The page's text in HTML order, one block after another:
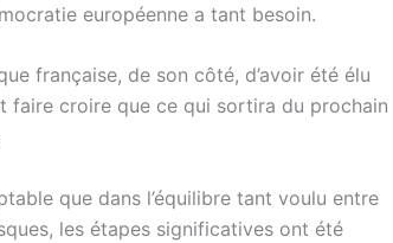
européenne a tant besoin.
française, de son côté, d’avoir été élu
faire croire que ce qui sortira du prochain
que dans l’équilibre tant voulu entre
les étapes significatives ont été